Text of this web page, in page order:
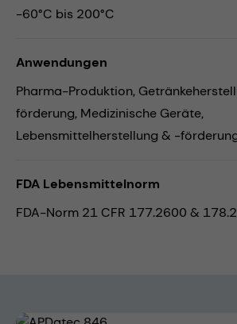
-60°C bis 200°C
Anwendungen
Pharma-Produktion,
förderung, Medizinische Geräte,
Lebensmittelherstellung & -
FDA Lebensmittelnorm
FDA-Norm 21 CFR 177.2600 &